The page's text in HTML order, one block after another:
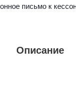
письмо к
Описание